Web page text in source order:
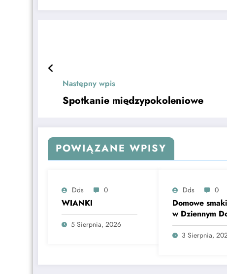
Następny wpis
Spotkanie międzypokoleniowe
POWIĄZANE WPISY
Dds 0
WIANKI
5 Sierpnia, 2026
Dds 0
Domowe
w Dziennym
„Senior+” w
Ostruszy!
3 Sierpnia,